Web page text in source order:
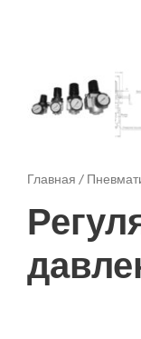
Главная/